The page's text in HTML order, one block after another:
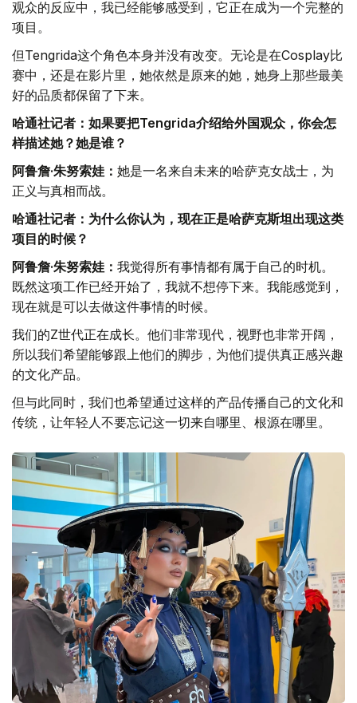
观众的反应中，我已经能够感受到，它正在成为一个完整的
项目。
但Tengrida这个角色本身并没有改变。无论是在Cosplay比
赛中，还是在影片里，她依然是原来的她，她身上那些最美
好的品质都保留了下来。
哈通社记者：如果要把Tengrida介绍给外国观众，你会怎
样描述她？她是谁？
阿鲁詹·朱努索娃： 她是一名来自未来的哈萨克女战士，为
正义与真相而战。
哈通社记者：为什么你认为，现在正是哈萨克斯坦出现这类
项目的时候？
阿鲁詹·朱努索娃： 我觉得所有事情都有属于自己的时机。
既然这项工作已经开始了，我就不想停下来。我能感觉到，
现在就是可以去做这件事情的时候。
我们的Z世代正在成长。他们非常现代，视野也非常开阔，
所以我们希望能够跟上他们的脚步，为他们提供真正感兴趣
的文化产品。
但与此同时，我们也希望通过这样的产品传播自己的文化和
传统，让年轻人不要忘记这一切来自哪里、根源在哪里。